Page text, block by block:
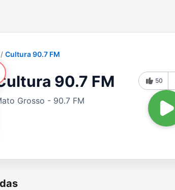
Cultura 90.7 FM
90.7 FM
Grosso - 90.7 FM
50